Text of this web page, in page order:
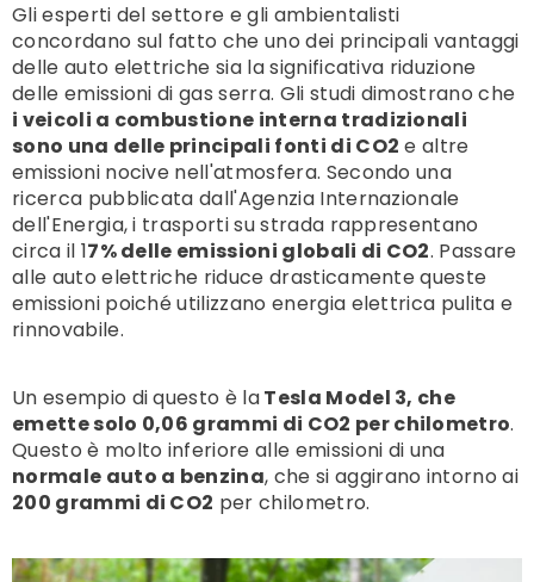
Di Ricarica Steelmate Da Tipo
A Tipo 2 | 32A | 7,2KW | Monofase
| 5 O 10 Metri
Da €159,99
AGGIUNGI AL CARRELLO
Gli esperti del settore e gli ambientalisti
concordano sul fatto che uno dei principali vantaggi
delle auto elettriche sia la significativa riduzione
delle emissioni di gas serra. Gli studi dimostrano che
i veicoli a combustione interna tradizionali
sono una delle principali fonti di CO2 e altre
emissioni nocive nell'atmosfera. Secondo una
ricerca pubblicata dall'Agenzia Internazionale
dell'Energia, i trasporti su strada rappresentano
circa il 17% delle emissioni globali di CO2. Passare
alle auto elettriche riduce drasticamente queste
emissioni poiché utilizzano energia elettrica pulita e
rinnovabile.
Un esempio di questo è laTesla Model 3, che
emette solo 0,06 grammi di CO2 per chilometro.
Questo è molto inferiore alle emissioni di una
normale auto a benzina, che si aggirano intorno ai
200 grammi di CO2 per chilometro.